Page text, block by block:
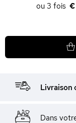
€
Livraison
Dans